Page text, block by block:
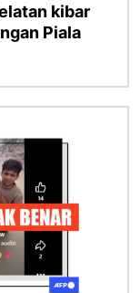
kibar
Piala